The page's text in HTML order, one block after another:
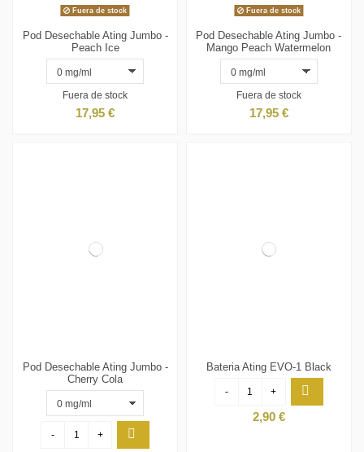
Fuera de stock
Pod Desechable Ating Jumbo -
Peach Ice
Fuera de stock
17,95 €
Fuera de stock
Pod Desechable Ating Jumbo -
Mango Peach Watermelon
Fuera de stock
17,95 €
Pod Desechable Ating Jumbo -
Cherry Cola
- +
Bateria Ating EVO-1 Black
- +
2,90 €